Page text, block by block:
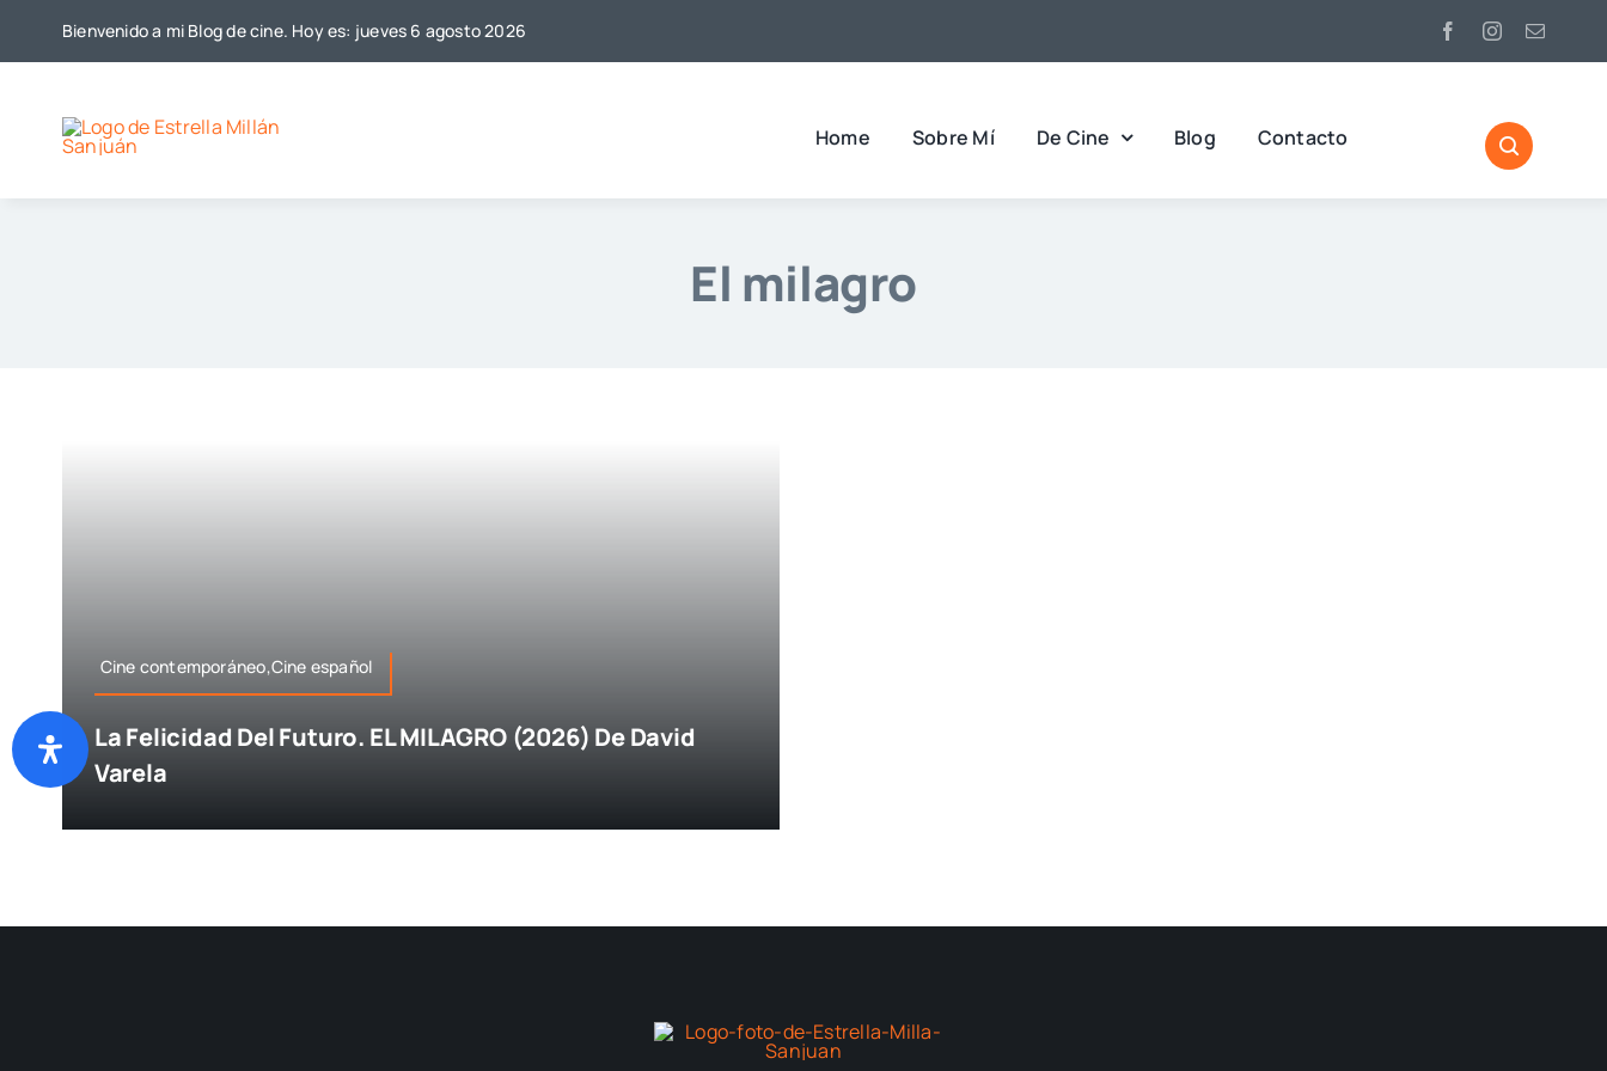
Bienvenido a mi Blog de cine. Hoy es: jueves 6 agosto 2026
Home Sobre Mí De Cine Blog Contacto
El milagro
Cine contemporáneo,Cine español
La Felicidad Del Futuro. EL MILAGRO (2026) De David
Varela